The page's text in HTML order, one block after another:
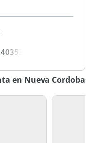
en Nueva Cordoba